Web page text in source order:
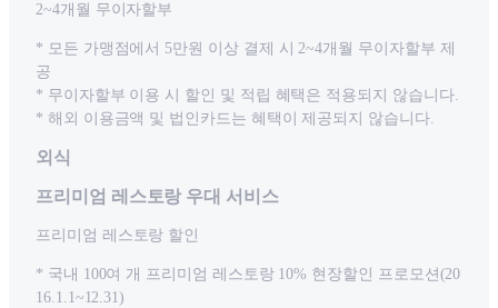
2~4개월 무이자할부
* 모든 가맹점에서 5만원 이상 결제 시 2~4개월 무이자할부 제
공
* 무이자할부 이용 시 할인 및 적립 혜택은 적용되지 않습니다.
* 해외 이용금액 및 법인카드는 혜택이 제공되지 않습니다.
외식
프리미엄 레스토랑 우대 서비스
프리미엄 레스토랑 할인
* 국내 100여 개 프리미엄 레스토랑 10% 현장할인 프로모션(20
16.1.1~12.31)